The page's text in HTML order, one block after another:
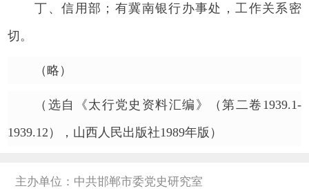
丁、信用部；有冀南银行办事处，工作关系密
切。
（略）
（选自《太行党史资料汇编》（第二卷1939.1-
1939.12），山西人民出版社1989年版）
主办单位：中共邯郸市委党史研究室